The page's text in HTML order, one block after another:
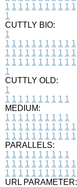
1 1 1 1 1 1 1 1 1 1 1
1
CUTTLY BIO:
1
1 1 1 1 1 1 1 1 1 1 1
1 1 1 1 1 1 1 1 1 1 1
1 1 1 1 1 1 1 1 1 1 1
1
CUTTLY OLD:
1
1 1 1 1 1 1 1 1 1 1
MEDIUM:
1 1 1 1 1 1 1 1 1 1
1 1 1 1 1 1 1 1 1 1 1
1 1 1 1 1 1 1 1 1 1 1
PARALLELS:
1 1 1 1 1 1 1 1 1 1
1 1 1 1 1 1 1 1 1 1 1
1 1 1 1 1 1 1 1 1 1 1
URL PARAMETER: